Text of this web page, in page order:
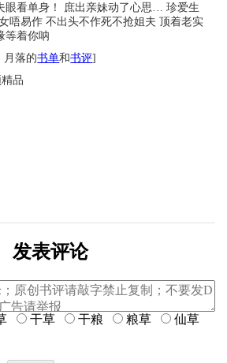
眼看单身！ 庶出亲妹动了心思… 珍爱生
唔易作 不出头不作死不抢姐夫 顶着老实
等着你呐
月落的书单和书评]
品
发表评论
干草 干粮 粮草 仙草